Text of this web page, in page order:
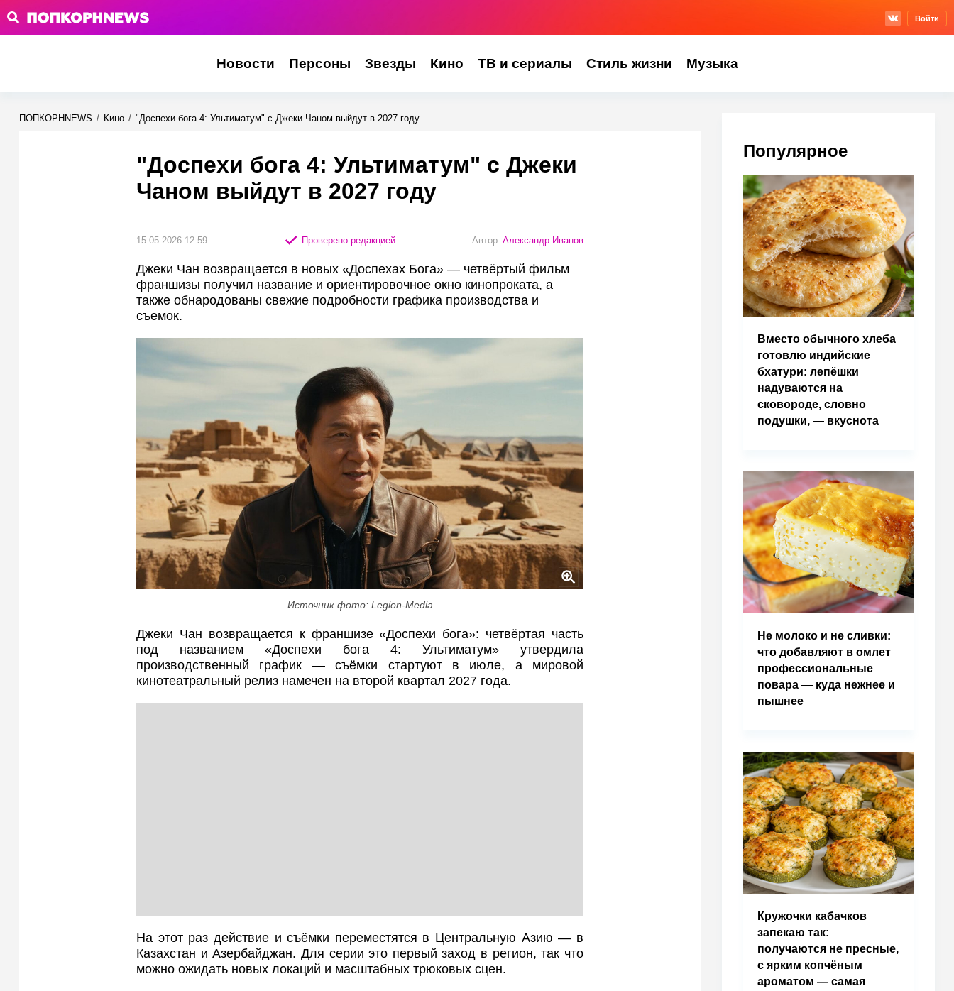
Войти
Новости Персоны Звезды Кино ТВ и сериалы Стиль жизни Музыка
ПОПКОРНNEWS / Кино / "Доспехи бога 4: Ультиматум" с Джеки Чаном выйдут в 2027 году
"Доспехи бога 4: Ультиматум" с Джеки
Чаном выйдут в 2027 году
15.05.2026 12:59 Проверено редакцией Автор: Александр Иванов
Джеки Чан возвращается в новых «Доспехах Бога» — четвёртый фильм
франшизы получил название и ориентировочное окно кинопроката, а
также обнародованы свежие подробности графика производства и
съемок.
Источник фото: Legion-Media
Джеки Чан возвращается к франшизе «Доспехи бога»: четвёртая часть
под названием «Доспехи бога 4: Ультиматум» утвердила
производственный график — съёмки стартуют в июле, а мировой
кинотеатральный релиз намечен на второй квартал 2027 года.
На этот раз действие и съёмки переместятся в Центральную Азию — в
Казахстан и Азербайджан. Для серии это первый заход в регион, так что
можно ожидать новых локаций и масштабных трюковых сцен.
Популярное
Вместо обычного хлеба
готовлю индийские
бхатури: лепёшки
надуваются на
сковороде, словно
подушки, — вкуснота
Не молоко и не сливки:
что добавляют в омлет
профессиональные
повара — куда нежнее и
пышнее
Кружочки кабачков
запекаю так:
получаются не пресные,
с ярким копчёным
ароматом — самая